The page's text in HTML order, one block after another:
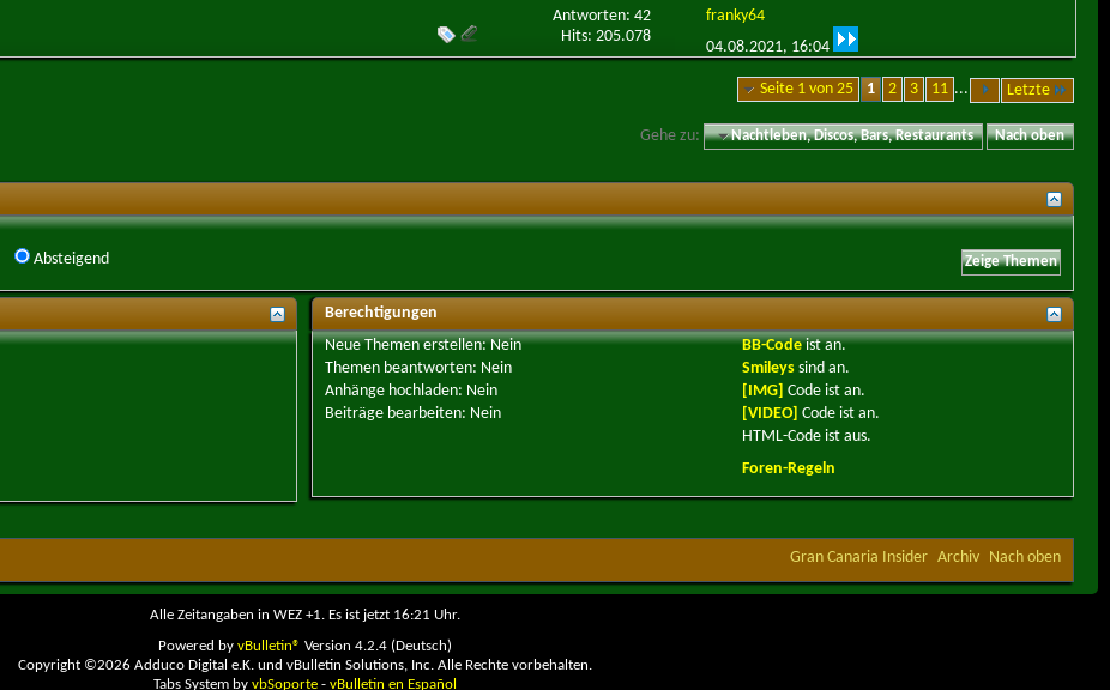
Antworten: 42
Hits: 205.078
franky64
04.08.2021, 16:04
Seite 1 von 25 1 2 3 11 ... Letzte
Gehe zu: Nachtleben, Discos, Bars, Restaurants Nach oben
Absteigend
Berechtigungen
Neue Themen erstellen:Nein
Themen beantworten: Nein
Anhänge hochladen: Nein
Beiträge bearbeiten: Nein
BB-Codeistan.
Smileys sindan.
[IMG] Code istan.
[VIDEO] Code istan.
HTML-Code istaus.
Foren-Regeln
Gran Canaria Insider Archiv Nach oben
Alle Zeitangaben in WEZ +1. Es ist jetzt 16:21 Uhr.
Powered by vBulletin® Version 4.2.4 (Deutsch)
Copyright ©2026 Adduco Digital e.K. und vBulletin Solutions, Inc. Alle Rechte vorbehalten.
Tabs System by vbSoporte- vBulletin en Español